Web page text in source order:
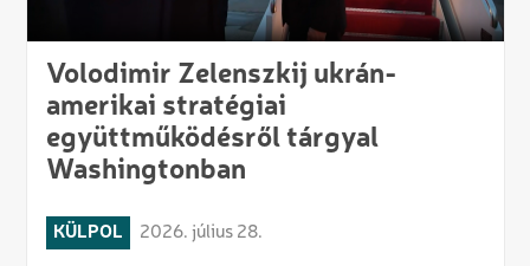
Volodimir Zelenszkij ukrán-
amerikai stratégiai
együttműködésről tárgyal
Washingtonban
KÜLPOL 2026. július 28.